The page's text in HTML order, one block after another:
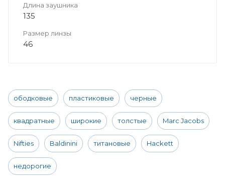
Длина заушника
135
Размер линзы
46
ободковые пластиковые черные
квадратные широкие толстые Marc Jacobs
Nifties Baldinini титановые Hackett
недорогие